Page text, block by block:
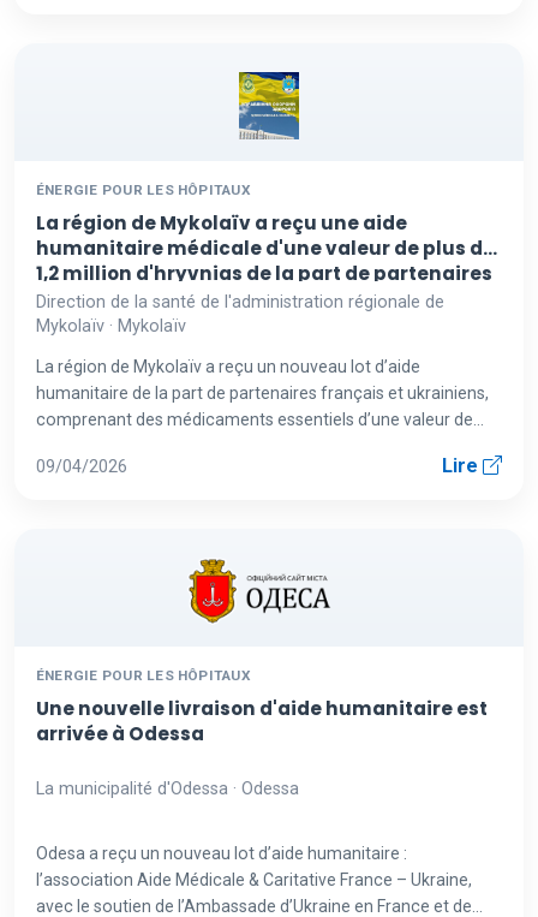
ÉNERGIE POUR LES HÔPITAUX
La région de Mykolaïv a reçu une aide
humanitaire médicale d'une valeur de plus de
1,2 million d'hryvnias de la part de partenaires
ukrainiens et français
Direction de la santé de l'administration régionale de
Mykolaïv · Mykolaïv
La région de Mykolaïv a reçu un nouveau lot d’aide
humanitaire de la part de partenaires français et ukrainiens,
comprenant des médicaments essentiels d’une valeur de
09/04/2026 Lire
ÉNERGIE POUR LES HÔPITAUX
Une nouvelle livraison d'aide humanitaire est
arrivée à Odessa
La municipalité d'Odessa · Odessa
Odesa a reçu un nouveau lot d’aide humanitaire :
l’association Aide Médicale & Caritative France – Ukraine,
avec le soutien de l’Ambassade d’Ukraine en France et de